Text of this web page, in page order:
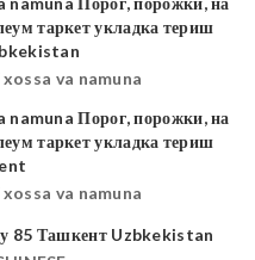
xossa va namuna
xossa va namuna